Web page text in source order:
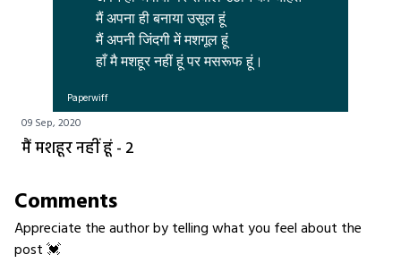
मैं अपना ही बनाया उसूल हूं
मैं अपनी जिंदगी में मशगूल हूं
हाँ मै मशहूर नहीं हूं पर मसरूफ हूं।
Paperwiff
09 Sep, 2020
मैं मशहूर नहीं हूं - 2
Comments
Appreciate the author by telling what you feel about the
post 💓